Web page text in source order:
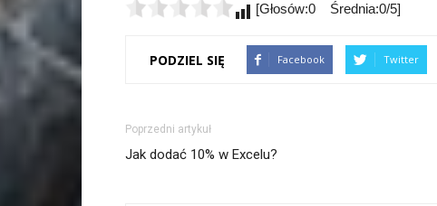
[Głosów:0 Średnia:0/5]
PODZIEL SIĘ Facebook Twitter
Poprzedni artykuł
Jak dodać 10% w Excelu?